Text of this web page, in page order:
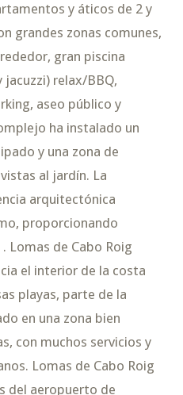
y áticos de 2 y
grandes zonas comunes,
gran piscina
relax/BBQ,
aseo público y
ha instalado un
y una zona de
al jardín. La
arquitectónica
proporcionando
Lomas de Cabo Roig
el interior de la costa
playas, parte de la
en una zona bien
con muchos servicios y
Lomas de Cabo Roig
del aeropuerto de